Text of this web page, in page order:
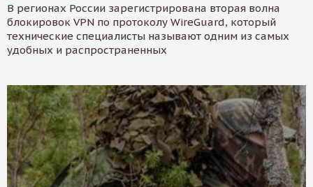
В регионах России зарегистрирована вторая волна
блокировок VPN по протоколу WireGuard, который
технические специалисты называют одним из самых
удобных и распространенных